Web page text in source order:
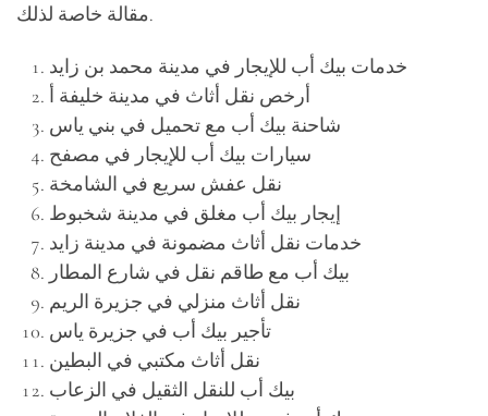
مقالة خاصة لذلك.
خدمات بيك أب للإيجار في مدينة محمد بن زايد
أرخص نقل أثاث في مدينة خليفة أ
شاحنة بيك أب مع تحميل في بني ياس
سيارات بيك أب للإيجار في مصفح
نقل عفش سريع في الشامخة
إيجار بيك أب مغلق في مدينة شخبوط
خدمات نقل أثاث مضمونة في مدينة زايد
بيك أب مع طاقم نقل في شارع المطار
نقل أثاث منزلي في جزيرة الريم
تأجير بيك أب في جزيرة ياس
نقل أثاث مكتبي في البطين
بيك أب للنقل الثقيل في الزعاب